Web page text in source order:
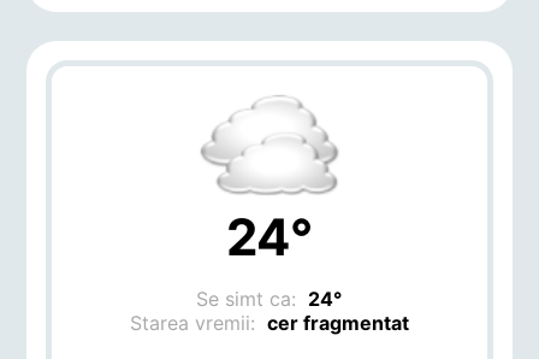
24°
Se simt ca: 24°
Starea vremii: cer fragmentat